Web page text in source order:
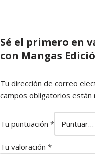
Sé el primero en
con Mangas
Tu dirección de correo
campos obligatorios están
Tu puntuación *
Tu valoración *